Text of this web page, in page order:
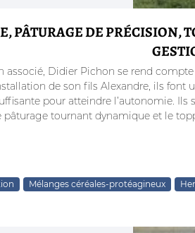
PÂTURAGE DE PRÉCISION,
associé, Didier Pichon se rend
de son fils Alexandre, ils
pour atteindre l’autonomie.
pâturage tournant dynamique et le
Mélanges céréales-protéagineux